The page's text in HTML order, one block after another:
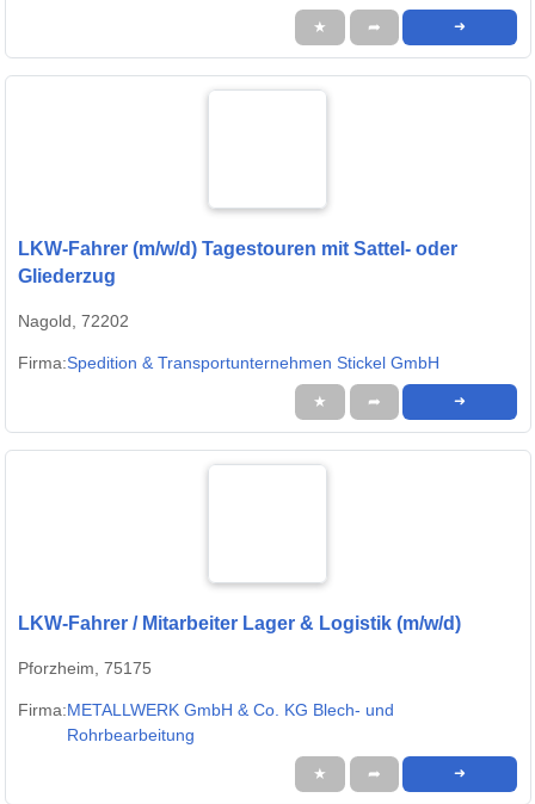
★ ➦ ➜
LKW-Fahrer (m/w/d) Tagestouren mit Sattel- oder
Gliederzug
Nagold, 72202
Firma:Spedition & Transportunternehmen Stickel GmbH
★ ➦ ➜
LKW-Fahrer / Mitarbeiter Lager & Logistik (m/w/d)
Pforzheim, 75175
Firma:METALLWERK GmbH & Co. KG Blech- und
Rohrbearbeitung
★ ➦ ➜